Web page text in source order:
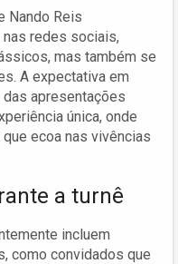
Nando Reis
redes sociais,
mas também se
A expectativa em
apresentações
única, onde
ecoa nas vivências
a turnê
incluem
como convidados que